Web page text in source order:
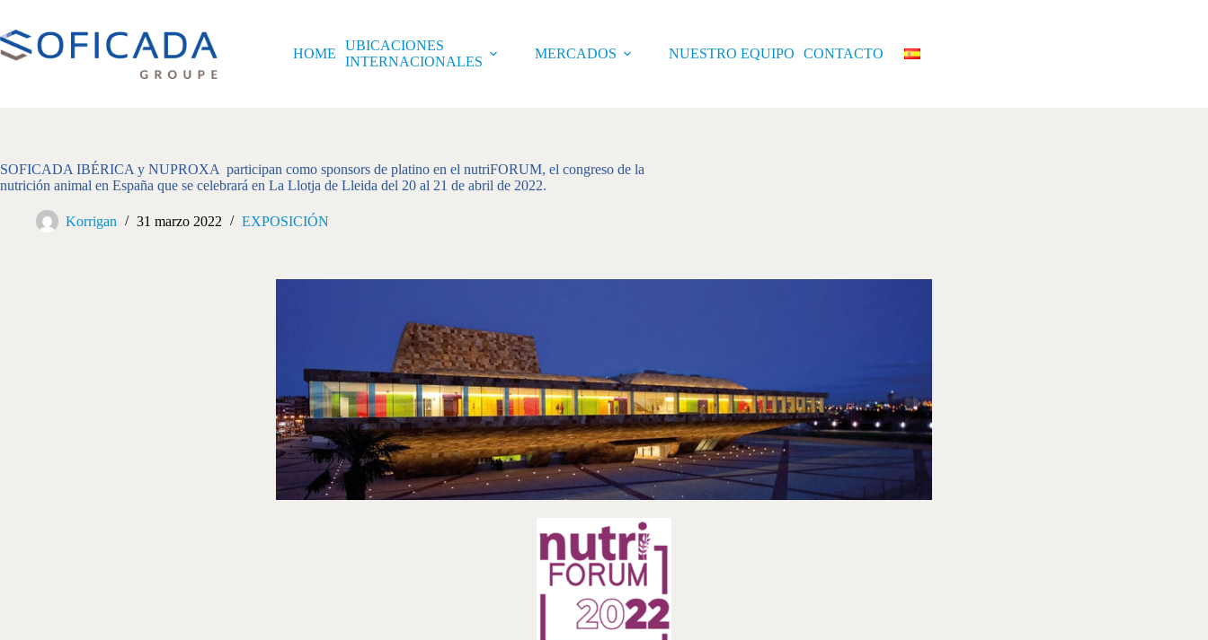
HOME
UBICACIONES
INTERNACIONALES
MERCADOS NUESTRO EQUIPO CONTACTO
SOFICADA IBÉRICA y NUPROXA participan como sponsors de platino en el nutriFORUM, el congreso de la
nutrición animal en España que se celebrará en La Llotja de Lleida del 20 al 21 de abril de 2022.
Korrigan 31 marzo 2022 EXPOSICIÓN